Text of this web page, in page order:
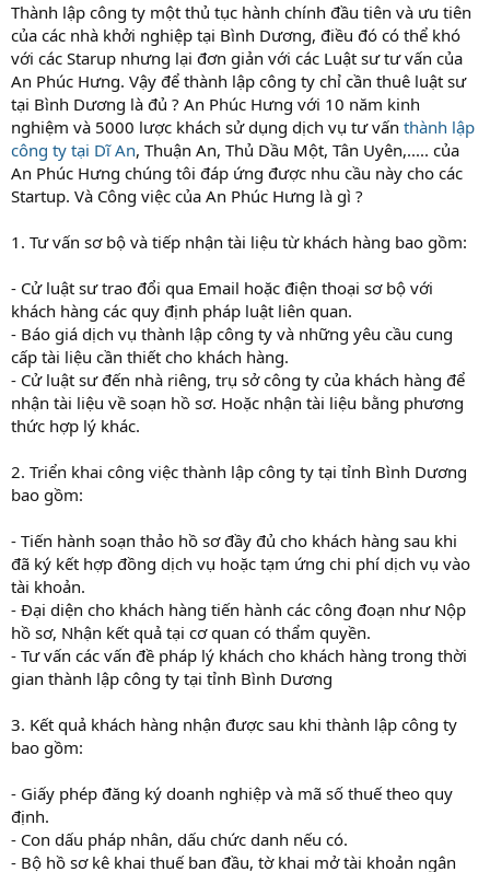
Thành lập công ty một thủ tục hành chính đầu tiên và ưu tiên
của các nhà khởi nghiệp tại Bình Dương, điều đó có thể khó
với các Starup nhưng lại đơn giản với các Luật sư tư vấn của
An Phúc Hưng. Vậy để thành lập công ty chỉ cần thuê luật sư
tại Bình Dương là đủ ? An Phúc Hưng với 10 năm kinh
nghiệm và 5000 lược khách sử dụng dịch vụ tư vấn thành lập
công ty tại Dĩ An, Thuận An, Thủ Dầu Một, Tân Uyên,..... của
An Phúc Hưng chúng tôi đáp ứng được nhu cầu này cho các
Startup. Và Công việc của An Phúc Hưng là gì ?
1. Tư vấn sơ bộ và tiếp nhận tài liệu từ khách hàng bao gồm:
- Cử luật sư trao đổi qua Email hoặc điện thoại sơ bộ với
khách hàng các quy định pháp luật liên quan.
- Báo giá dịch vụ thành lập công ty và những yêu cầu cung
cấp tài liệu cần thiết cho khách hàng.
- Cử luật sư đến nhà riêng, trụ sở công ty của khách hàng để
nhận tài liệu về soạn hồ sơ. Hoặc nhận tài liệu bằng phương
thức hợp lý khác.
2. Triển khai công việc thành lập công ty tại tỉnh Bình Dương
bao gồm:
- Tiến hành soạn thảo hồ sơ đầy đủ cho khách hàng sau khi
đã ký kết hợp đồng dịch vụ hoặc tạm ứng chi phí dịch vụ vào
tài khoản.
- Đại diện cho khách hàng tiến hành các công đoạn như Nộp
hồ sơ, Nhận kết quả tại cơ quan có thẩm quyền.
- Tư vấn các vấn đề pháp lý khách cho khách hàng trong thời
gian thành lập công ty tại tỉnh Bình Dương
3. Kết quả khách hàng nhận được sau khi thành lập công ty
bao gồm:
- Giấy phép đăng ký doanh nghiệp và mã số thuế theo quy
định.
- Con dấu pháp nhân, dấu chức danh nếu có.
- Bộ hồ sơ kê khai thuế ban đầu, tờ khai mở tài khoản ngân